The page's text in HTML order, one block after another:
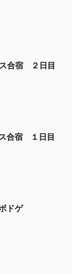
合宿 ２日目
合宿 １日目
ドゲ